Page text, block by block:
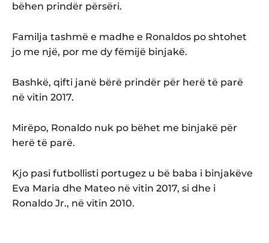
bëhen prindër përsëri.
Familja tashmë e madhe e Ronaldos po shtohet
jo me një, por me dy fëmijë binjakë.
Bashkë, qifti janë bërë prindër për herë të parë
në vitin 2017.
Mirëpo, Ronaldo nuk po bëhet me binjakë për
herë të parë.
Kjo pasi futbollisti portugez u bë baba i binjakëve
Eva Maria dhe Mateo në vitin 2017, si dhe i
Ronaldo Jr., në vitin 2010.